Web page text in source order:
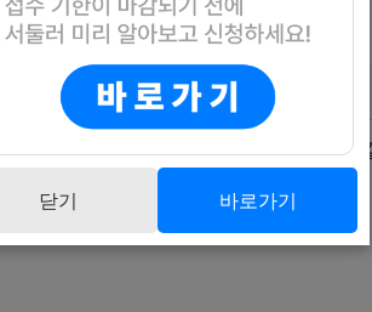
부터 인원 충원 시까지입니다.
까지 진행됩니다. 운영일정은 다음과
닫기 바로가기